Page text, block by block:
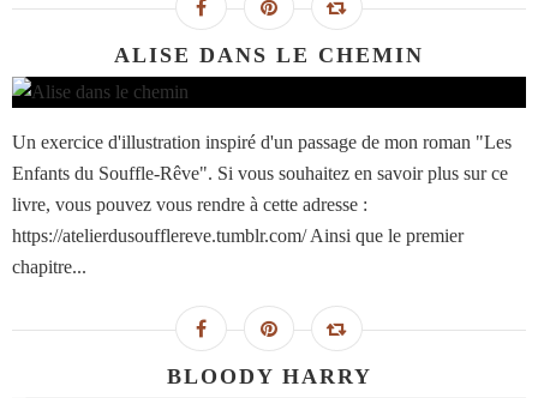
ALISE DANS LE CHEMIN
Un exercice d'illustration inspiré d'un passage de mon roman "Les
Enfants du Souffle-Rêve". Si vous souhaitez en savoir plus sur ce
livre, vous pouvez vous rendre à cette adresse :
https://atelierdusoufflereve.tumblr.com/ Ainsi que le premier
chapitre...
BLOODY HARRY